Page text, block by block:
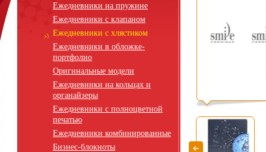
Ежедневники на пружине
Ежедневники с клапаном
Ежедневники с хлястиком
Ежедневники в обложке-
портфолио
Оригинальные модели
Ежедневники на кольцах и
органайзеры
Ежедневники с полноцветной
печатью
Ежедневники комбинированные
Бизнес-блокноты